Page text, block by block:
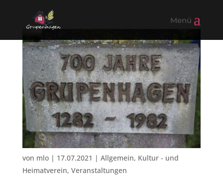
von mlo| 17.07.2021 | Allgemein, Kultur - und
Heimatverein, Veranstaltungen